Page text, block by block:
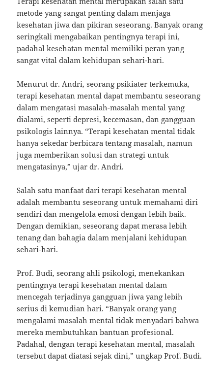
metode yang sangat penting dalam menjaga
kesehatan jiwa dan pikiran seseorang. Banyak orang
seringkali mengabaikan pentingnya terapi ini,
padahal kesehatan mental memiliki peran yang
sangat vital dalam kehidupan sehari-hari.
Menurut dr. Andri, seorang psikiater terkemuka,
terapi kesehatan mental dapat membantu seseorang
dalam mengatasi masalah-masalah mental yang
dialami, seperti depresi, kecemasan, dan gangguan
psikologis lainnya. “Terapi kesehatan mental tidak
hanya sekedar berbicara tentang masalah, namun
juga memberikan solusi dan strategi untuk
mengatasinya,” ujar dr. Andri.
Salah satu manfaat dari terapi kesehatan mental
adalah membantu seseorang untuk memahami diri
sendiri dan mengelola emosi dengan lebih baik.
Dengan demikian, seseorang dapat merasa lebih
tenang dan bahagia dalam menjalani kehidupan
sehari-hari.
Prof. Budi, seorang ahli psikologi, menekankan
pentingnya terapi kesehatan mental dalam
mencegah terjadinya gangguan jiwa yang lebih
serius di kemudian hari. “Banyak orang yang
mengalami masalah mental tidak menyadari bahwa
mereka membutuhkan bantuan profesional.
Padahal, dengan terapi kesehatan mental, masalah
tersebut dapat diatasi sejak dini,” ungkap Prof. Budi.